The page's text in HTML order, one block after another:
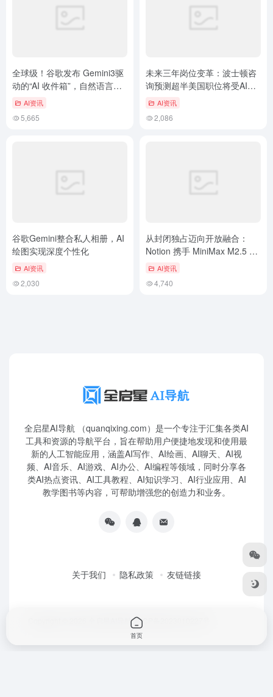
全球级！谷歌发布 Gemini3驱
动的“AI 收件箱”，自然语言搜
邮件成现实
AI资讯
5,665
未来三年岗位变革：波士顿咨
询预测超半美国职位将受AI影
响 AI资讯
2,086
谷歌Gemini整合私人相册，AI
绘图实现深度个性化
AI资讯
2,030
从封闭独占迈向开放融合：
Notion 携手 MiniMax M2.5 重
塑高性价比智能办公新生态
AI资讯
4,740
全启星AI导航 （quanqixing.com）是一个专注于汇集各类AI
工具和资源的导航平台，旨在帮助用户便捷地发现和使用最
新的人工智能应用，涵盖AI写作、AI绘画、AI聊天、AI视
频、AI音乐、AI游戏、AI办公、AI编程等领域，同时分享各
类AI热点资讯、AI工具教程、AI知识学习、AI行业应用、AI
教学图书等内容，可帮助增强您的创造力和业务。
关于我们 隐私政策 友链链接
全启星AI导航鲁ICP备2023010227号
首页